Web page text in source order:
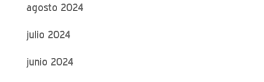
agosto 2024
julio 2024
junio 2024